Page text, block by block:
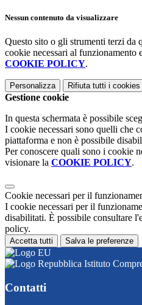
Nessun contenuto da visualizzare
Questo sito o gli strumenti terzi da
cookie necessari al
COOKIE POLICY.
Personalizza Rifiuta tutti i cookies
Gestione cookie
In questa schermata è possibile
I cookie necessari sono quelli che
piattaforma e non è possibile
Per conoscere quali sono i cookie
visionare la COOKIE POLICY.
Cookie necessari per il
I cookie necessari per il
disabilitati. È possibile consultare
policy.
Accetta tutti Salva le preferenze
Istituto
Contatti